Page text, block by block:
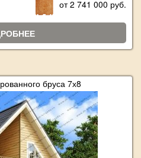
от 2 741 000 руб.
бруса 7х8